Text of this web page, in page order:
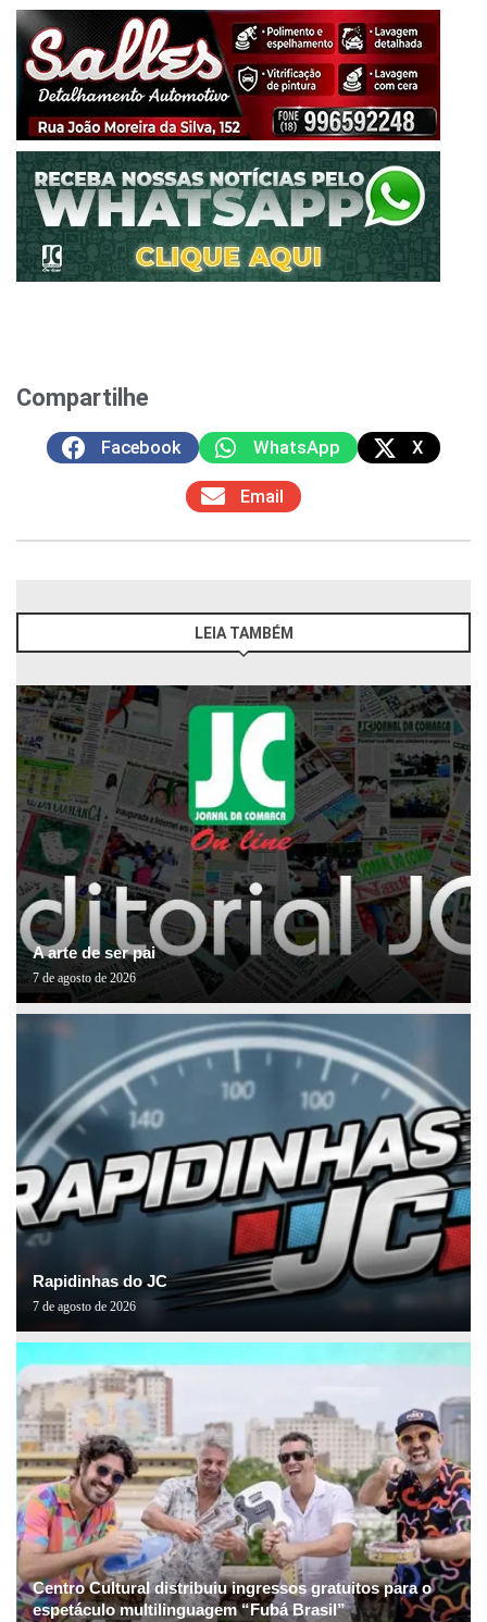
Compartilhe
Facebook WhatsApp X
Email
LEIA TAMBÉM
A arte de ser pai
7 de agosto de 2026
Rapidinhas do JC
7 de agosto de 2026
Centro Cultural distribuiu ingressos gratuitos para o
espetáculo multilinguagem “Fubá Brasil”